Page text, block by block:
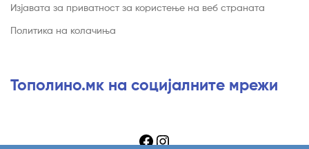
Изјавата за приватност за користење на веб страната
Политика на колачиња
Тополино.мк на социјалните мрежи